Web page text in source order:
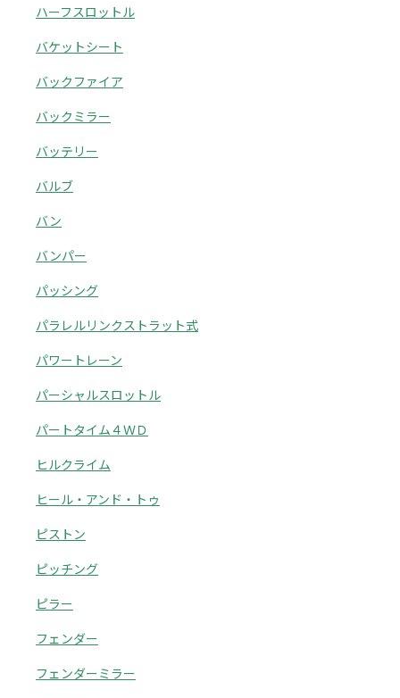
ハーフスロットル
バケットシート
バックファイア
バックミラー
バッテリー
バルブ
バン
バンパー
パッシング
パラレルリンクストラット式
パワートレーン
パーシャルスロットル
パートタイム４ＷＤ
ヒルクライム
ヒール・アンド・トゥ
ピストン
ピッチング
ピラー
フェンダー
フェンダーミラー